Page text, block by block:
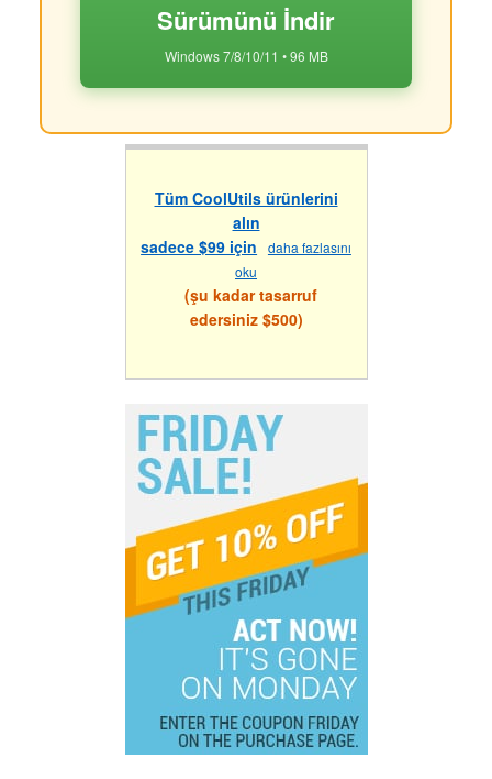
Sürümünü İndir
Windows 7/8/10/11 • 96 MB
Tüm CoolUtils ürünlerini
alın
sadece $99 için
daha fazlasını
oku
(şu kadar tasarruf
edersiniz $500)